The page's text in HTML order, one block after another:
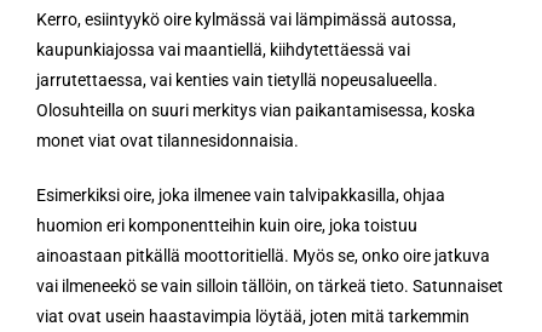
Kerro, esiintyykö oire kylmässä vai lämpimässä autossa,
kaupunkiajossa vai maantiellä, kiihdytettäessä vai
jarrutettaessa, vai kenties vain tietyllä nopeusalueella.
Olosuhteilla on suuri merkitys vian paikantamisessa, koska
monet viat ovat tilannesidonnaisia.
Esimerkiksi oire, joka ilmenee vain talvipakkasilla, ohjaa
huomion eri komponentteihin kuin oire, joka toistuu
ainoastaan pitkällä moottoritiellä. Myös se, onko oire jatkuva
vai ilmeneekö se vain silloin tällöin, on tärkeä tieto. Satunnaiset
viat ovat usein haastavimpia löytää, joten mitä tarkemmin